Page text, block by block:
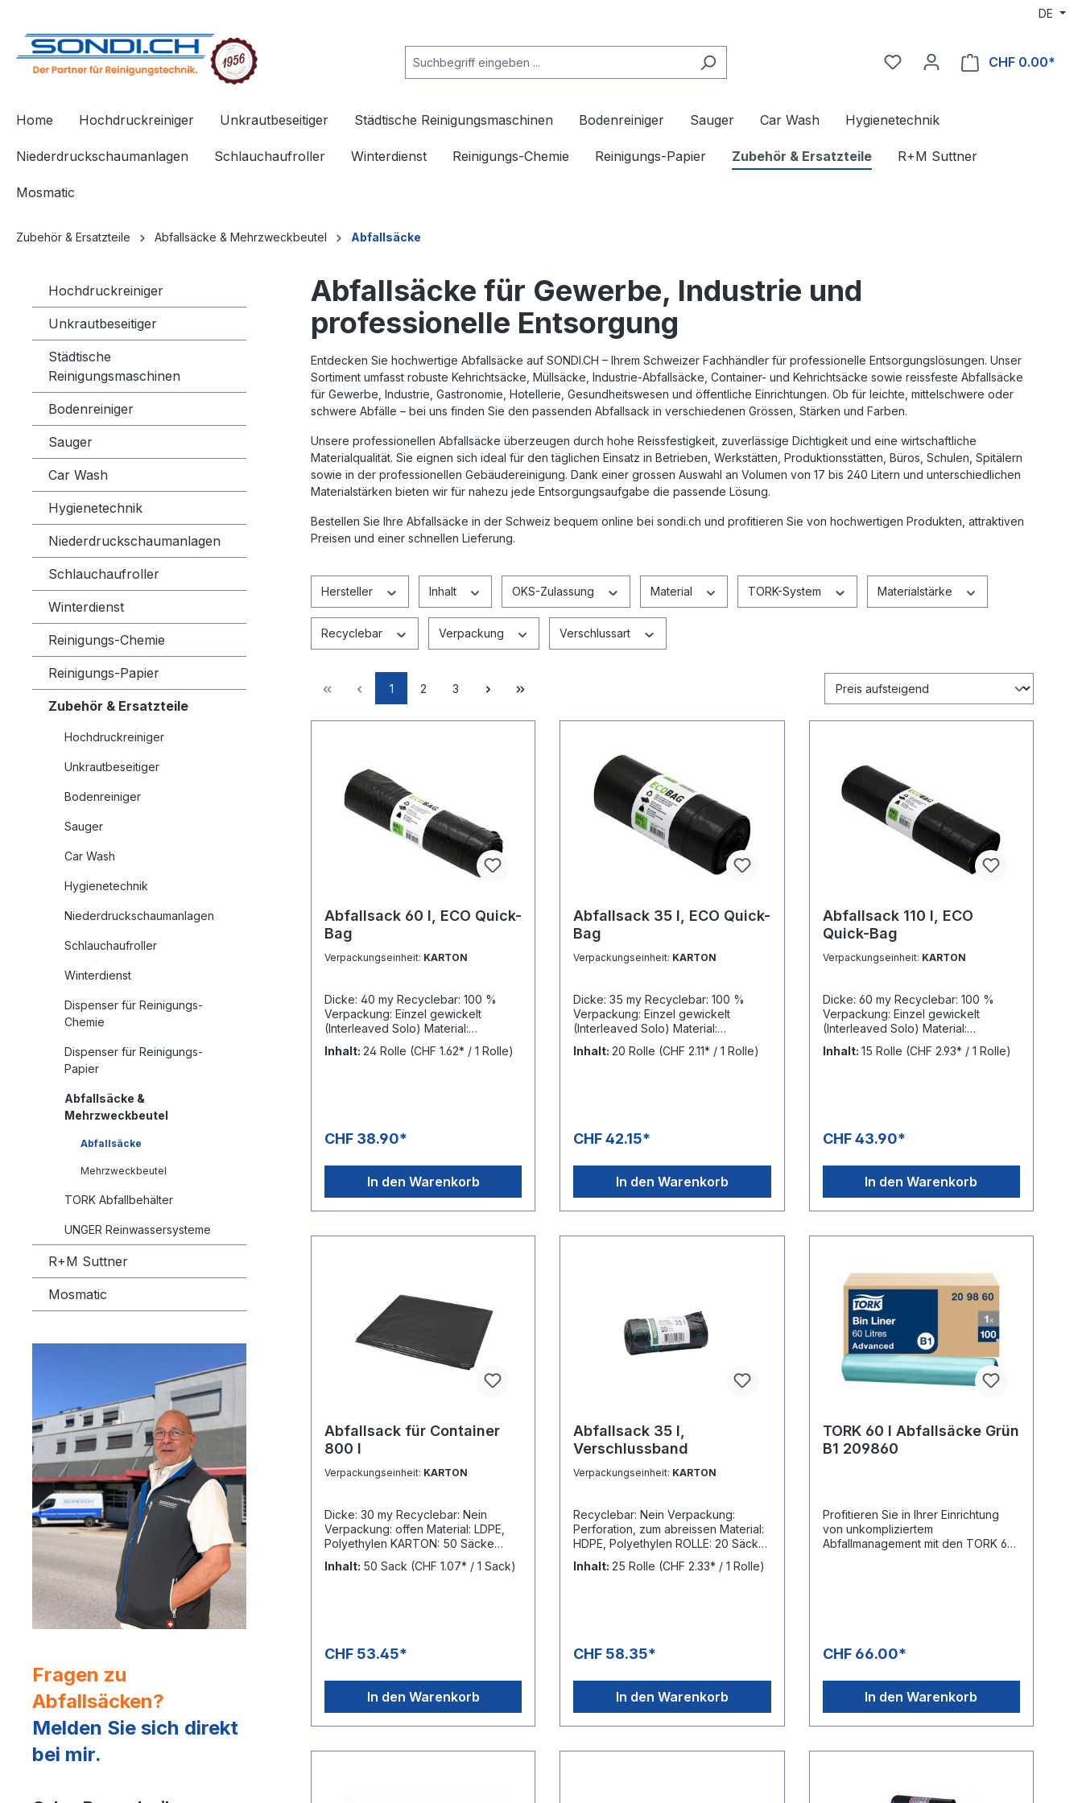
DE
CHF 0.00*
Home Hochdruckreiniger Unkrautbeseitiger Städtische Reinigungsmaschinen Bodenreiniger Sauger Car Wash Hygienetechnik
Niederdruckschaumanlagen Schlauchaufroller Winterdienst Reinigungs-Chemie Reinigungs-Papier Zubehör & Ersatzteile R+M Suttner
Mosmatic
Zubehör & Ersatzteile Abfallsäcke & Mehrzweckbeutel Abfallsäcke
Hochdruckreiniger
Unkrautbeseitiger
Städtische
Reinigungsmaschinen
Bodenreiniger
Sauger
Car Wash
Hygienetechnik
Niederdruckschaumanlagen
Schlauchaufroller
Winterdienst
Reinigungs-Chemie
Reinigungs-Papier
Zubehör & Ersatzteile
Hochdruckreiniger
Unkrautbeseitiger
Bodenreiniger
Sauger
Car Wash
Hygienetechnik
Niederdruckschaumanlagen
Schlauchaufroller
Winterdienst
Dispenser für Reinigungs-
Chemie
Dispenser für Reinigungs-
Papier
Abfallsäcke &
Mehrzweckbeutel
Abfallsäcke
Mehrzweckbeutel
TORK Abfallbehälter
UNGER Reinwassersysteme
R+M Suttner
Mosmatic
Fragen zu
Abfallsäcken?
Melden Sie sich direkt
bei mir.
Abfallsäcke für Gewerbe, Industrie und
professionelle Entsorgung
Entdecken Sie hochwertige Abfallsäcke auf SONDI.CH – Ihrem Schweizer Fachhändler für professionelle Entsorgungslösungen. Unser
Sortiment umfasst robuste Kehrichtsäcke Müllsäcke Industrie-Abfallsäcke Container- und Kehrichtsäcke sowie reissfeste Abfallsäcke
für Gewerbe, Industrie, Gastronomie, Hotellerie, Gesundheitswesen und öffentliche Einrichtungen. Ob für leichte, mittelschwere oder
schwere Abfälle – bei uns finden Sie den passenden Abfallsack in verschiedenen Grössen, Stärken und Farben.
Unsere professionellen Abfallsäcke überzeugen durch hohe Reissfestigkeit, zuverlässige Dichtigkeit und eine wirtschaftliche
Materialqualität. Sie eignen sich ideal für den täglichen Einsatz in Betrieben, Werkstätten, Produktionsstätten, Büros, Schulen, Spitälern
sowie in der professionellen Gebäudereinigung. Dank einer grossen Auswahl an Volumen von 17 bis 240 Litern und unterschiedlichen
Materialstärken bieten wir für nahezu jede Entsorgungsaufgabe die passende Lösung.
Bestellen Sie Ihre Abfallsäcke in der Schweiz bequem online bei sondi.ch und profitieren Sie von hochwertigen Produkten, attraktiven
Preisen und einer schnellen Lieferung.
Hersteller Inhalt OKS-Zulassung Material TORK-System Materialstärke
Recyclebar Verpackung Verschlussart
1 2 3
Abfallsack 60 l, ECO Quick-
Bag
Verpackungseinheit: KARTON
Dicke: 40 my Recyclebar: 100 %
Verpackung: Einzel gewickelt
(Interleaved Solo) Material:
24 Rollen = 240 Säcke PALETTE: 64
Inhalt: 24 Rolle (CHF 1.62* / 1 Rolle)
CHF 38.90*
In den Warenkorb
Abfallsack 35 l, ECO Quick-
Bag
Verpackungseinheit: KARTON
Dicke: 35 my Recyclebar: 100 %
Verpackung: Einzel gewickelt
(Interleaved Solo) Material:
KARTON: 20 Rollen = 400 Säcke
Inhalt:20 Rolle (CHF 2.11* / 1 Rolle)
CHF 42.15*
In den Warenkorb
Abfallsack 110 l, ECO
Quick-Bag
Verpackungseinheit: KARTON
Dicke: 60 my Recyclebar: 100 %
Verpackung: Einzel gewickelt
(Interleaved Solo) Material:
15 Rollen = 150 Säcke PALETTE: 64
Inhalt: 15 Rolle (CHF 2.93* / 1 Rolle)
CHF 43.90*
In den Warenkorb
Abfallsack für Container
800 l
Verpackungseinheit: KARTON
Dicke: 30 my Recyclebar: Nein
Verpackung: offen Material: LDPE,
Polyethylen KARTON: 50 Säcke
PALETTE: 60 Kartons = 3'000 Säcke
Inhalt: 50 Sack (CHF 1.07* / 1 Sack)
CHF 53.45*
In den Warenkorb
Abfallsack 35 l,
Verschlussband
Verpackungseinheit: KARTON
Recyclebar: Nein Verpackung:
Perforation, zum abreissen Material:
HDPE, Polyethylen ROLLE: 20 Säcke
KARTON: 30 Rollen = 600 Säcke
PALETTE: 98 Kartons = 58'800
Inhalt:25 Rolle (CHF 2.33* / 1 Rolle)
CHF 58.35*
In den Warenkorb
TORK 60 l Abfallsäcke Grün
B1 209860
Profitieren Sie in Ihrer Einrichtung
von unkompliziertem
Abfallmanagement mit den TORK 60 l
werden die Beutel in Rollen
können. Durch die Auswahl von
Abfallsäcken, die zu 55 % aus
CHF 66.00*
In den Warenkorb